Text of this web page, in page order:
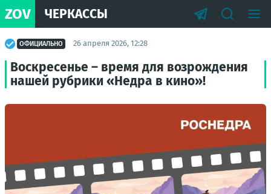
ZOV ЧЕРКАССЫ
ОФИЦИАЛЬНО 26 апреля 2026, 12:28
Воскресенье – время для возрождения
нашей рубрики «Недра в кино»!